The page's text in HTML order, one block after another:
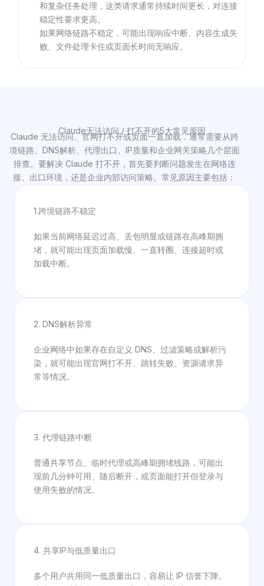
和复杂任务处理，这类请求通常持续时间更长，对连接
稳定性要求更高。
如果网络链路不稳定，可能出现响应中断、内容生成失
败、文件处理卡住或页面长时间无响应。
Claude无法访问 / 打不开的5大常见原因
Claude 无法访问、官网打不开或页面一直加载，通常需要从跨
境链路、DNS解析、代理出口、IP质量和企业网关策略几个层面
排查。要解决 Claude 打不开，首先要判断问题发生在网络连
接、出口环境，还是企业内部访问策略。常见原因主要包括：
1.跨境链路不稳定
如果当前网络延迟过高、丢包明显或链路在高峰期拥
堵，就可能出现页面加载慢、一直转圈、连接超时或
加载中断。
2. DNS解析异常
企业网络中如果存在自定义 DNS、过滤策略或解析污
染，就可能出现官网打不开、跳转失败、资源请求异
常等情况。
3. 代理链路中断
普通共享节点、临时代理或高峰期拥堵线路，可能出
现前几分钟可用、随后断开，或页面能打开但登录与
使用失败的情况。
4. 共享IP与低质量出口
多个用户共用同一低质量出口，容易让 IP 信誉下降。